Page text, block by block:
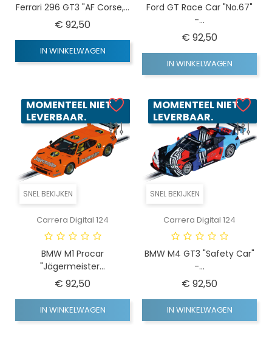
Ferrari 296 GT3 "AF Corse,...
€ 92,50
IN WINKELWAGEN
Ford GT Race Car "No.67"
-...
€ 92,50
IN WINKELWAGEN
SNEL BEKIJKEN
MOMENTEEL NIET
LEVERBAAR.
Carrera Digital 124
BMW M1 Procar
"Jägermeister...
€ 92,50
IN WINKELWAGEN
SNEL BEKIJKEN
MOMENTEEL NIET
LEVERBAAR.
Carrera Digital 124
BMW M4 GT3 "Safety Car"
-...
€ 92,50
IN WINKELWAGEN